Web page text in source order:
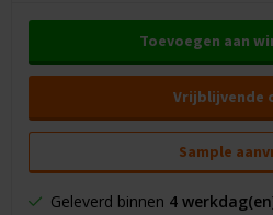
Toevoegen aan
Vrijblijvende
Sample
Geleverd binnen 4